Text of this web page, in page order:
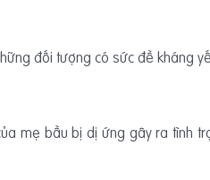
đối tượng có sức đề kháng
mẹ bầu bị dị ứng gây ra tình